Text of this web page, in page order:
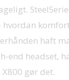
haft
end headset,
gør det.